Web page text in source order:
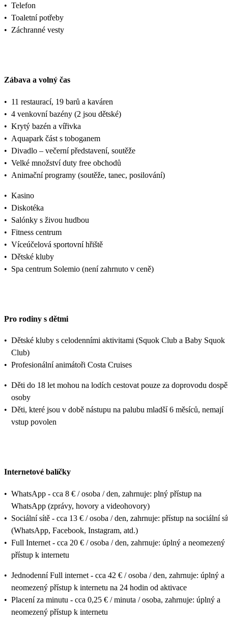
• Telefon
• Toaletní potřeby
• Záchranné vesty
Zábava a volný čas
• 11 restaurací, 19 barů a kaváren
• 4 venkovní bazény (2 jsou dětské)
• Krytý bazén a vířivka
• Aquapark část s toboganem
• Divadlo – večerní představení, soutěže
• Velké množství duty free obchodů
• Animační programy (soutěže, tanec, posilování)
• Kasino
• Diskotéka
• Salónky s živou hudbou
• Fitness centrum
• Víceúčelová sportovní hřiště
• Dětské kluby
• Spa centrum Solemio (není zahrnuto v ceně)
Pro rodiny s dětmi
• Dětské kluby s celodenními aktivitami (Squok Club a Baby Squok
Club)
• Profesionální animátoři Costa Cruises
• Děti do 18 let mohou na lodích cestovat pouze za doprovodu
osoby
• Děti, které jsou v době nástupu na palubu mladší 6 měsíců, nemají
vstup povolen
Internetové balíčky
• WhatsApp - cca 8 € / osoba / den, zahrnuje: plný přístup na
WhatsApp (zprávy, hovory a videohovory)
• Sociální sítě - cca 13 € / osoba / den, zahrnuje: přístup na sociální
(WhatsApp, Facebook, Instagram, atd.)
• Full Internet - cca 20 € / osoba / den, zahrnuje: úplný a neomezený
přístup k internetu
• Jednodenní Full internet - cca 42 € / osoba / den, zahrnuje: úplný a
neomezený přístup k internetu na 24 hodin od aktivace
• Placení za minutu - cca 0,25 € / minuta / osoba, zahrnuje: úplný a
neomezený přístup k internetu